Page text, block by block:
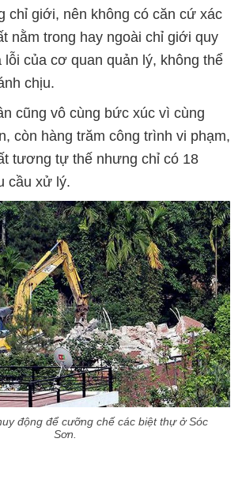
chỉ giới, nên không có căn cứ xác
nằm trong hay ngoài chỉ giới quy
của cơ quan quản lý, không thể
chịu.
cũng vô cùng bức xúc vì cùng
còn hàng trăm công trình vi phạm,
tương tự thế nhưng chỉ có 18
cầu xử lý.
động để cưỡng chế các biệt thự ở Sóc
Sơn.